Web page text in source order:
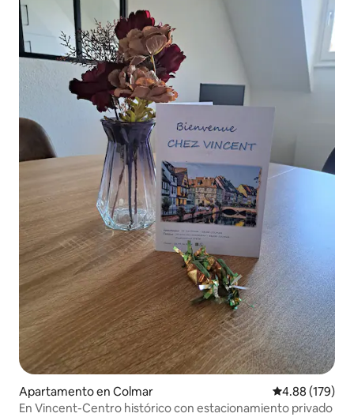
Apartamento en Colmar Calificación
4.88 (179)
En Vincent-Centro histórico con estacionamiento privado